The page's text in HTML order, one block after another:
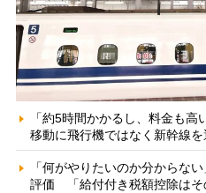
「約5時間かかるし、料金も
移動に飛行機ではなく新幹線
「何がやりたいのか分からな
評価 「給付付き税額控除はそ